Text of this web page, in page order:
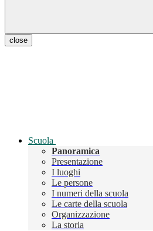
close
Scuola
Panoramica
Presentazione
I luoghi
Le persone
I numeri della scuola
Le carte della scuola
Organizzazione
La storia